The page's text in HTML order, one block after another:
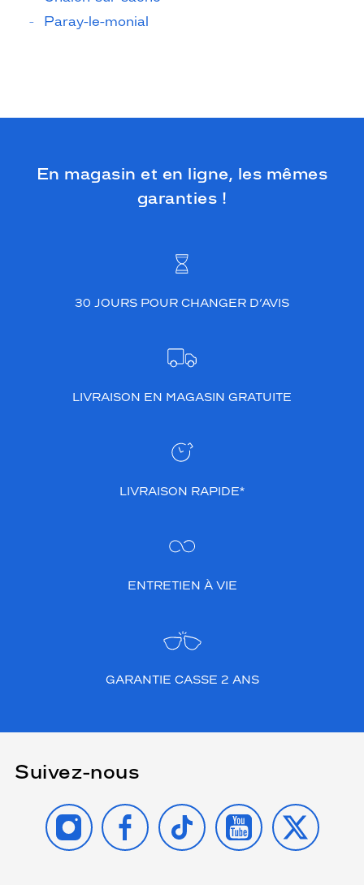
Paray-le-monial
En magasin et en ligne, les mêmes
garanties !
30 JOURS POUR CHANGER D’AVIS
LIVRAISON EN MAGASIN GRATUITE
LIVRAISON RAPIDE*
ENTRETIEN À VIE
GARANTIE CASSE 2 ANS
Suivez-nous
INSTAGRAMFACEBOOK
TIKTOK YOUTUBE
X